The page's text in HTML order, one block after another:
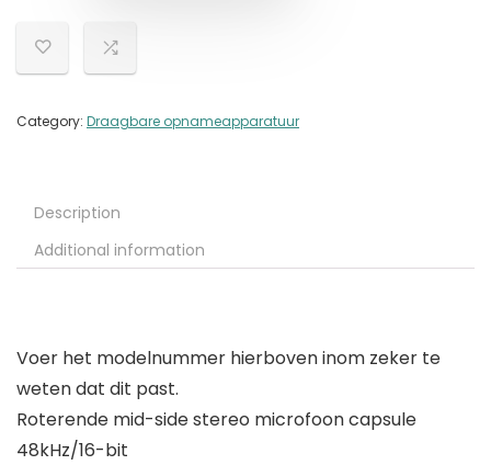
Category: Draagbare opnameapparatuur
Description
Additional information
Voer het modelnummer hierboven inom zeker te
weten dat dit past.
Roterende mid-side stereo microfoon capsule
48kHz/16-bit